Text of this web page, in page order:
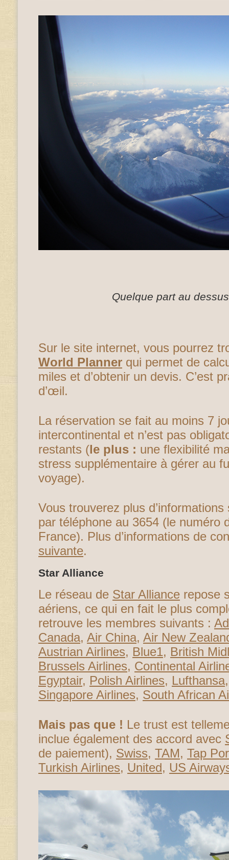
Quelque part au
Sur le site internet, vous pourrez
World Planner qui permet de
miles et d’obtenir un devis. C’est
d’œil.
La réservation se fait au moins 7
intercontinental et n’est pas
restants (le plus : une flexibilité
stress supplémentaire à gérer au
voyage).
Vous trouverez plus
par téléphone au 3654 (le numéro
France). Plus d’informations de
suivante.
Star Alliance
Le réseau de Star Alliance repose
aériens, ce qui en fait le plus
retrouve les membres suivants :
Canada, Air China, Air New
Austrian Airlines, Blue1, British
Brussels Airlines, Continental
Egyptair, Polish Airlines, Lufthansa
Singapore Airlines, South African
Mais pas que ! Le trust est
inclue également des accord avec
de paiement), Swiss, TAM, Tap
Turkish Airlines, United, US